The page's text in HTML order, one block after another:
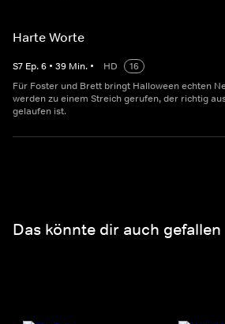
Harte Worte
S7 Ep.6 • 39 Min. • HD
16
Für Foster und Brett bringt Halloween echten
werden zu einem Streich gerufen, der richtig
gelaufen ist.
Das könnte dir auch gefallen